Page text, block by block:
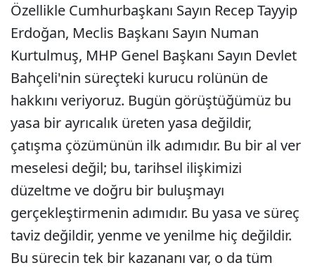
Özellikle Cumhurbaşkanı Sayın Recep Tayyip
Erdoğan, Meclis Başkanı Sayın Numan
Kurtulmuş, MHP Genel Başkanı Sayın Devlet
Bahçeli'nin süreçteki kurucu rolünün de
hakkını veriyoruz. Bugün görüştüğümüz bu
yasa bir ayrıcalık üreten yasa değildir,
çatışma çözümünün ilk adımıdır. Bu bir al ver
meselesi değil; bu, tarihsel ilişkimizi
düzeltme ve doğru bir buluşmayı
gerçekleştirmenin adımıdır. Bu yasa ve süreç
taviz değildir, yenme ve yenilme hiç değildir.
Bu sürecin tek bir kazananı var, o da tüm